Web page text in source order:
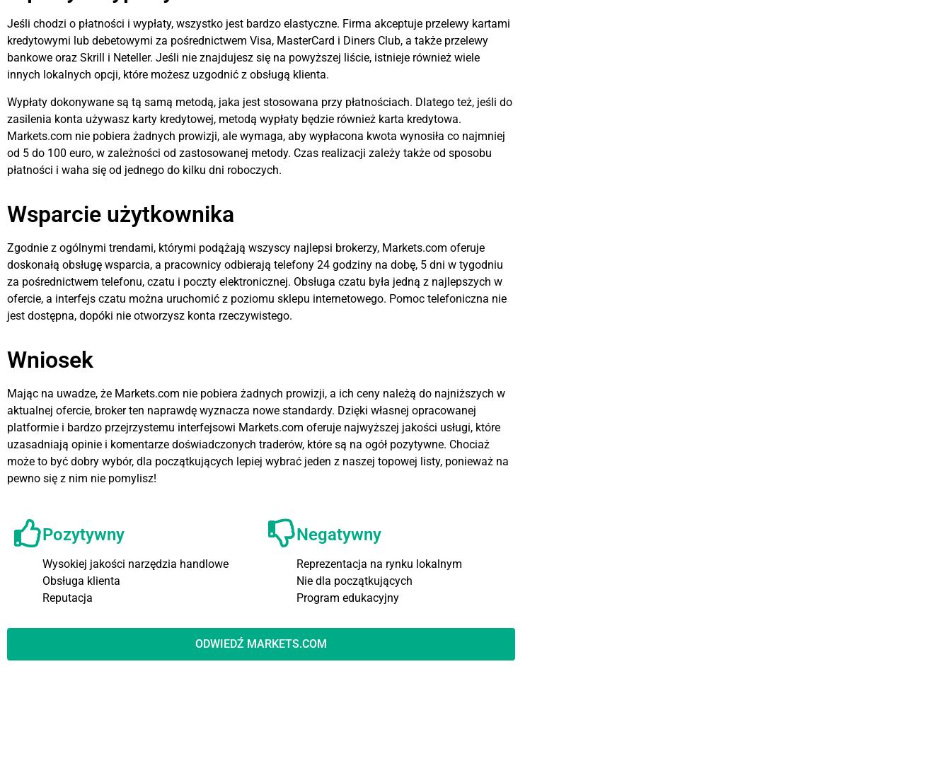
Jeśli chodzi o płatności i wypłaty, wszystko jest bardzo elastyczne. Firma akceptuje przelewy kartami
kredytowymi lub debetowymi za pośrednictwem Visa, MasterCard i Diners Club, a także przelewy
bankowe oraz Skrill i Neteller. Jeśli nie znajdujesz się na powyższej liście, istnieje również wiele
innych lokalnych opcji, które możesz uzgodnić z obsługą klienta.
Wypłaty dokonywane są tą samą metodą, jaka jest stosowana przy płatnościach. Dlatego też, jeśli do
zasilenia konta używasz karty kredytowej, metodą wypłaty będzie również karta kredytowa.
Markets.com nie pobiera żadnych prowizji, ale wymaga, aby wypłacona kwota wynosiła co najmniej
od 5 do 100 euro, w zależności od zastosowanej metody. Czas realizacji zależy także od sposobu
płatności i waha się od jednego do kilku dni roboczych.
Wsparcie użytkownika
Zgodnie z ogólnymi trendami, którymi podążają wszyscy najlepsi brokerzy, Markets.com oferuje
doskonałą obsługę wsparcia, a pracownicy odbierają telefony 24 godziny na dobę, 5 dni w tygodniu
za pośrednictwem telefonu, czatu i poczty elektronicznej. Obsługa czatu była jedną z najlepszych w
ofercie, a interfejs czatu można uruchomić z poziomu sklepu internetowego. Pomoc telefoniczna nie
jest dostępna, dopóki nie otworzysz konta rzeczywistego.
Wniosek
Mając na uwadze, że Markets.com nie pobiera żadnych prowizji, a ich ceny należą do najniższych w
aktualnej ofercie, broker ten naprawdę wyznacza nowe standardy. Dzięki własnej opracowanej
platformie i bardzo przejrzystemu interfejsowi Markets.com oferuje najwyższej jakości usługi, które
uzasadniają opinie i komentarze doświadczonych traderów, które są na ogół pozytywne. Chociaż
może to być dobry wybór, dla początkujących lepiej wybrać jeden z naszej topowej listy, ponieważ na
pewno się z nim nie pomylisz!
Pozytywny
Wysokiej jakości narzędzia handlowe
Obsługa klienta
Reputacja
Negatywny
Reprezentacja na rynku lokalnym
Nie dla początkujących
Program edukacyjny
ODWIEDŹ MARKETS.COM